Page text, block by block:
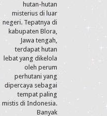
hutan-hutan
misterius di luar
negeri. Tepatnya di
kabupaten Blora,
Jawa tengah,
terdapat hutan
lebat yang dikelola
oleh perum
perhutani yang
dipercaya sebagai
tempat paling
mistis di Indonesia.
Banyak